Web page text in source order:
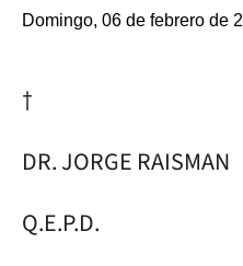
Domingo, 06 de febrero de
†
DR. JORGE RAISMAN
Q.E.P.D.